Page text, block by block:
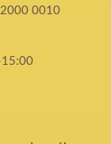
0010
15:00